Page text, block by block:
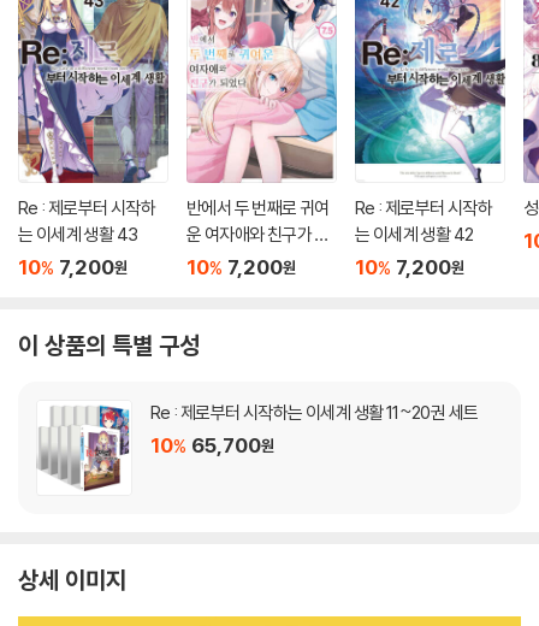
Re : 제로부터 시작하
는 이세계 생활 43
10% 7,200원
반에서 두 번째로 귀여
운 여자애와 친구가 되
었다 7.5
10% 7,200원
Re : 제로부터 시작하
는 이세계 생활 42
10% 7,200원
이 상품의 특별 구성
Re : 제로부터 시작하는 이세계 생활 11~20권 세트
10% 65,700원
상세 이미지